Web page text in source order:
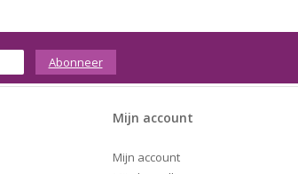
Abonneer
Mijn account
Mijn account